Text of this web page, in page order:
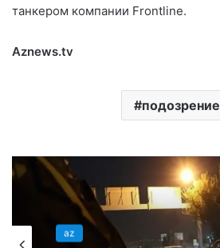
танкером компании Frontline.
Aznews.tv
подозрение
az